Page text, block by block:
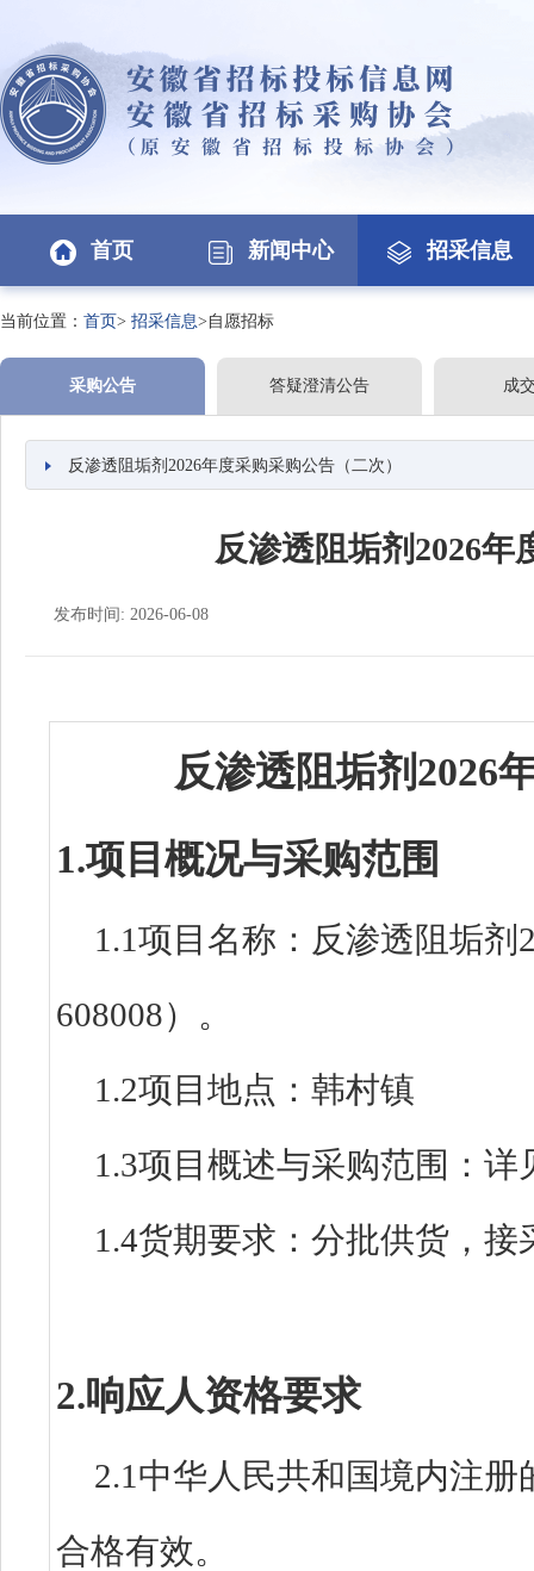
首页 新闻中心 招采信息
当前位置： 首页> 招采信息>自愿招标
采购公告 答疑澄清公告 成
反渗透阻垢剂2026年度采购采购公告（二次）
反渗透阻垢剂2026
发布时间: 2026-06-08
反渗透阻垢剂2026
1.项目概况与采购范围
1.1项目名称：反渗透阻垢
608008）。
1.2项目地点：韩村镇
1.3项目概述与采购范围：
1.4货期要求： 分批供货，接
2.响应人资格要求
2.1中华人民共和国境内注
合格有效。